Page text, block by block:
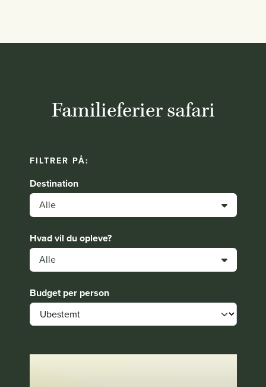
Familieferier safari
FILTRER PÅ:
Destination
Alle
Hvad vil du opleve?
Alle
Budget per person